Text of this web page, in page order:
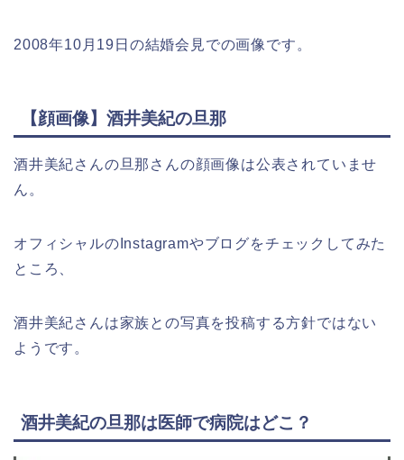
2008年10月19日の結婚会見での画像です。
【顔画像】酒井美紀の旦那
酒井美紀さんの旦那さんの顔画像は公表されていませ
ん。
オフィシャルのInstagramやブログをチェックしてみた
ところ、
酒井美紀さんは家族との写真を投稿する方針ではない
ようです。
酒井美紀の旦那は医師で病院はどこ？